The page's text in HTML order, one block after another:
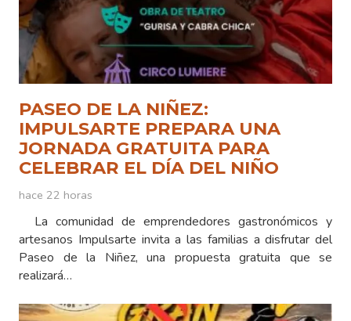
PASEO DE LA NIÑEZ:
IMPULSARTE PREPARA UNA
JORNADA GRATUITA PARA
CELEBRAR EL DÍA DEL NIÑO
hace 22 horas
La comunidad de emprendedores gastronómicos y
artesanos Impulsarte invita a las familias a disfrutar del
Paseo de la Niñez, una propuesta gratuita que se
realizará…